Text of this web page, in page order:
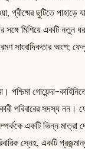
গ্রীষ্মের ছুটিতে
সঙ্গে মিশিয়ে একটি
সাংবাদিকতার অংশ;
পশ্চিমা গোয়েন্দা-
পরিবারের সদস্য
একটি ভিন্ন
স্নেহ, একটি